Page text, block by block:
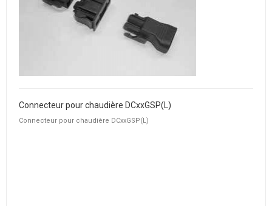
Connecteur pour chaudière DCxxGSP(L)
Connecteur pour chaudière DCxxGSP(L)